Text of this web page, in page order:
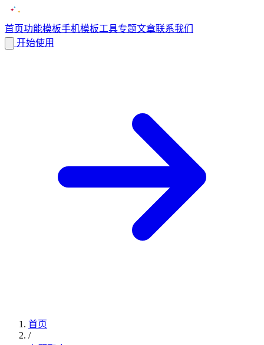
首页功能模板手机模板工具专题文章联系我们
开始使用
首页
/